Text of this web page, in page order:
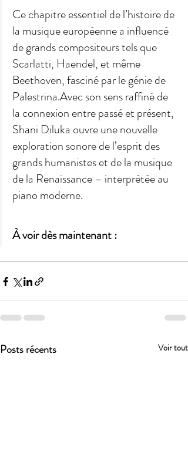
Ce chapitre essentiel de l’histoire de
la musique européenne a influencé
de grands compositeurs tels que
Scarlatti, Haendel, et même
Beethoven, fasciné par le génie de
Palestrina.Avec son sens raffiné de
la connexion entre passé et présent,
Shani Diluka ouvre une nouvelle
exploration sonore de l’esprit des
grands humanistes et de la musique
de la Renaissance – interprétée au
piano moderne.
À voir dès maintenant :
Posts récents Voir tout